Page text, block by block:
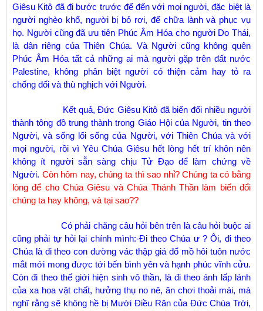
Giêsu Kitô đã đi bước trước để đến với mọi người, đặc biệt là
người nghèo khổ, người bị bỏ rơi, để chữa lành và phục vụ
họ. Người cũng đã ưu tiên Phúc Âm Hóa cho người Do Thái,
là dân riêng của Thiên Chúa. Và Người cũng không quên
Phúc Âm Hóa tất cả những ai mà người gặp trên đất nước
Palestine, không phân biệt người có thiện cảm hay tỏ ra
chống đối và thù nghịch với Người.
Kết quả, Đức Giêsu Kitô đã biến đổi nhiều người
thành tông đồ trung thành trong Giáo Hội của Người, tin theo
Người, và sống lối sống của Người, với Thiên Chúa và với
mọi người, rồi vì Yêu Chúa Giêsu hết lòng hết trí khôn nên
không ít người sẵn sàng chịu Tử Đạo để làm chứng về
Người. Còn hôm nay, chúng ta thì sao nhỉ? Chúng ta có bằng
lòng để cho Chúa Giêsu và Chúa Thánh Thần làm biến đổi
chúng ta hay không, và tại sao??
Có phải chăng câu hỏi bên trên là câu hỏi buộc ai
cũng phải tự hỏi lại chính mình:-Đi theo Chúa ư ? Ôi, đi theo
Chúa là đi theo con đường vác thập giá đổ mồ hôi tuôn nước
mắt mới mong được tới bến bình yên và hạnh phúc vĩnh cửu.
Còn đi theo thế giới hiện sinh vô thần, là đi theo ánh lấp lánh
của xa hoa vật chất, hưởng thụ no nê, ăn chơi thoải mái, mà
nghĩ rằng sẽ không hề bị Mười Điều Răn của Đức Chúa Trời,